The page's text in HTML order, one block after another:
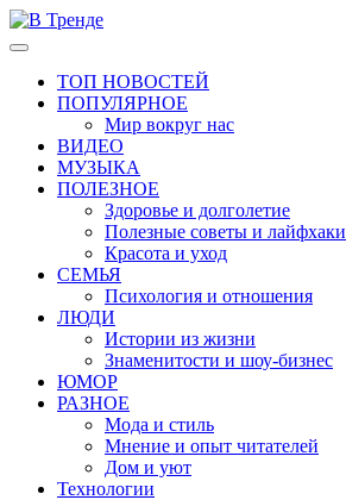
Перейти
к
Основное
ТОП НОВОСТЕЙ
ПОПУЛЯРНОЕ
Мир вокруг нас
ВИДЕО
МУЗЫКА
ПОЛЕЗНОЕ
Здоровье и долголетие
Полезные советы и лайфхаки
Красота и уход
СЕМЬЯ
Психология и отношения
ЛЮДИ
Истории из жизни
Знаменитости и шоу-бизнес
ЮМОР
РАЗНОЕ
Мода и стиль
Мнение и опыт читателей
Дом и уют
Технологии